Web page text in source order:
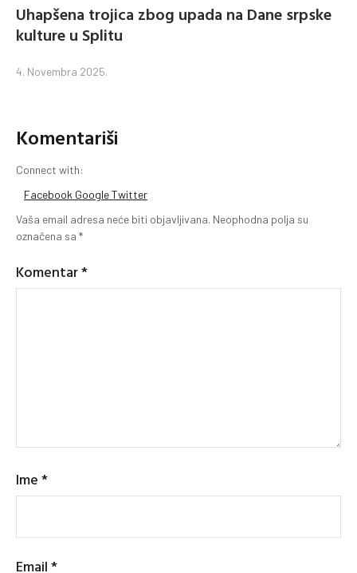
Uhapšena trojica zbog upada na Dane srpske
kulture u Splitu
4. Novembra 2025.
Komentariši
Connect with:
Facebook GoogleTwitter
Vaša email adresa neće biti objavljivana. Neophodna polja su
označena sa *
Komentar*
Ime*
Email*